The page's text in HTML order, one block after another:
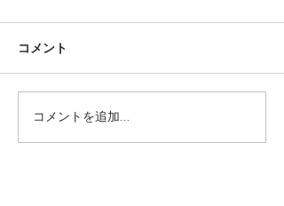
【夏休みに行きたい山派
キャンパーにオススメの
コメント
コメントを追加…